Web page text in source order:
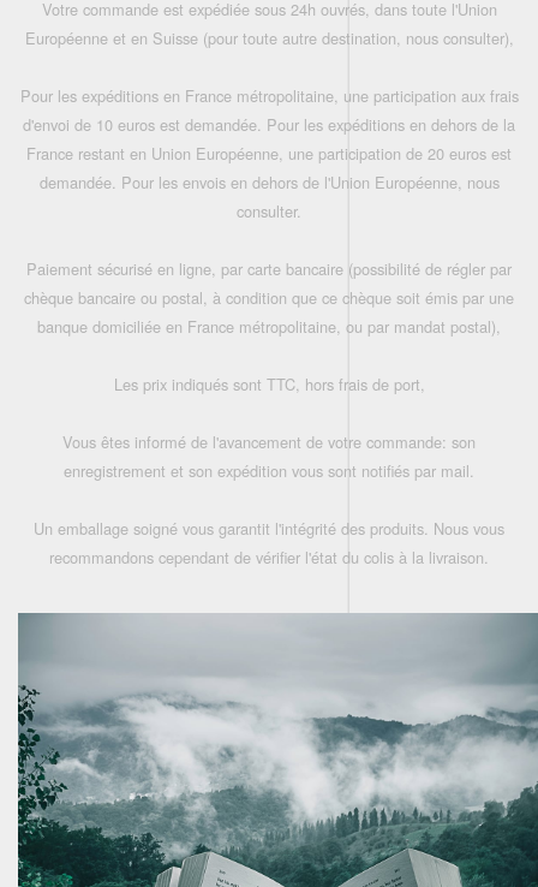
Votre commande est expédiée sous 24h ouvrés, dans toute l'Union
Européenne et en Suisse (pour toute autre destination, nous consulter),
Pour les expéditions en France métropolitaine, une participation aux frais
d'envoi de 10 euros est demandée. Pour les expéditions en dehors de la
France restant en Union Européenne, une participation de 20 euros est
demandée. Pour les envois en dehors de l'Union Européenne, nous
consulter.
Paiement sécurisé en ligne, par carte bancaire (possibilité de régler par
chèque bancaire ou postal, à condition que ce chèque soit émis par une
banque domiciliée en France métropolitaine, ou par mandat postal),
Les prix indiqués sont TTC, hors frais de port,
Vous êtes informé de l'avancement de votre commande: son
enregistrement et son expédition vous sont notifiés par mail.
Un emballage soigné vous garantit l'intégrité des produits. Nous vous
recommandons cependant de vérifier l'état du colis à la livraison.